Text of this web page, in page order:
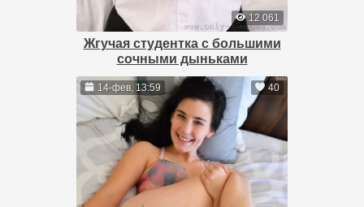
12 061
Жгучая студентка с большими
сочными дыньками
14-фев, 13:59 40